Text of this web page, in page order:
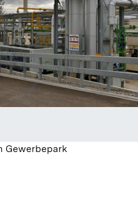
Gewerbepark
Folie springen
Folie springen